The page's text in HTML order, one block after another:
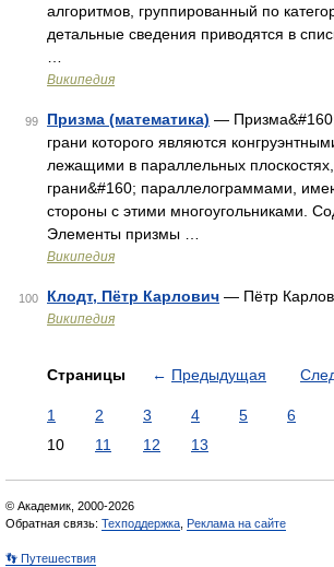
алгоритмов, группированный по
детальные сведения приводятся в
Википедия
99 Призма (математика) —
грани которого являются
лежащими в параллельных
грани&#160; параллелограммами,
стороны с этими многоугольниками.
Элементы призмы …
Википедия
100 Клодт, Пётр Карлович — Пётр
Википедия
Страницы ← Предыдущая
1 2 3 4 5 6
10
11 12 13
© Академик, 2000-2026
Обратная связь: Техподдержка Реклама на сайте
👣 Путешествия